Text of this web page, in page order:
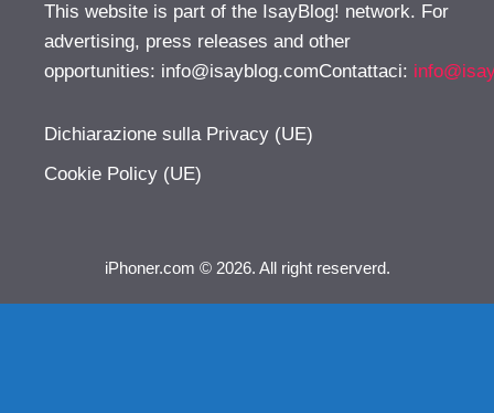
This website is part of the IsayBlog! network. For
advertising, press releases and other
opportunities: info@isayblog.comContattaci:
Dichiarazione sulla Privacy (UE)
Cookie Policy (UE)
iPhoner.com © 2026. All right reserverd.